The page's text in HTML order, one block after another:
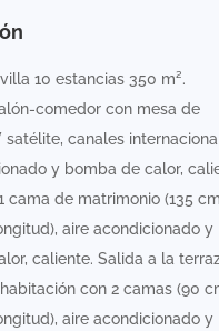
10 estancias 350 m².
comedor con mesa de
satélite, canales
y bomba de calor,
cama de matrimonio (135
aire acondicionado y
caliente. Salida a la
con 2 camas (90
aire acondicionado y